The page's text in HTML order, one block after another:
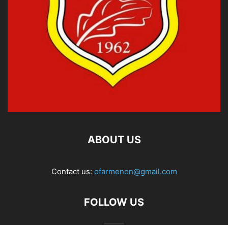
ABOUT US
Contact us: ofarmenon@gmail.com
FOLLOW US